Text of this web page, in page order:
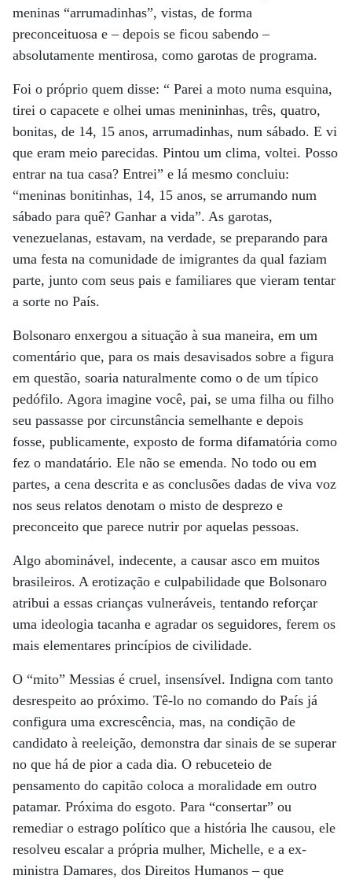
meninas “arrumadinhas”, vistas, de forma
preconceituosa e – depois se ficou sabendo –
absolutamente mentirosa, como garotas de programa.
Foi o próprio quem disse: “ Parei a moto numa esquina,
tirei o capacete e olhei umas menininhas, três, quatro,
bonitas, de 14, 15 anos, arrumadinhas, num sábado. E vi
que eram meio parecidas. Pintou um clima, voltei. Posso
entrar na tua casa? Entrei” e lá mesmo concluiu:
“meninas bonitinhas, 14, 15 anos, se arrumando num
sábado para quê? Ganhar a vida”. As garotas,
venezuelanas, estavam, na verdade, se preparando para
uma festa na comunidade de imigrantes da qual faziam
parte, junto com seus pais e familiares que vieram tentar
a sorte no País.
Bolsonaro enxergou a situação à sua maneira, em um
comentário que, para os mais desavisados sobre a figura
em questão, soaria naturalmente como o de um típico
pedófilo. Agora imagine você, pai, se uma filha ou filho
seu passasse por circunstância semelhante e depois
fosse, publicamente, exposto de forma difamatória como
fez o mandatário. Ele não se emenda. No todo ou em
partes, a cena descrita e as conclusões dadas de viva voz
nos seus relatos denotam o misto de desprezo e
preconceito que parece nutrir por aquelas pessoas.
Algo abominável, indecente, a causar asco em muitos
brasileiros. A erotização e culpabilidade que Bolsonaro
atribui a essas crianças vulneráveis, tentando reforçar
uma ideologia tacanha e agradar os seguidores, ferem os
mais elementares princípios de civilidade.
O “mito” Messias é cruel, insensível. Indigna com tanto
desrespeito ao próximo. Tê-lo no comando do País já
configura uma excrescência, mas, na condição de
candidato à reeleição, demonstra dar sinais de se superar
no que há de pior a cada dia. O rebuceteio de
pensamento do capitão coloca a moralidade em outro
patamar. Próxima do esgoto. Para “consertar” ou
remediar o estrago político que a história lhe causou, ele
resolveu escalar a própria mulher, Michelle, e a ex-
ministra Damares, dos Direitos Humanos – que